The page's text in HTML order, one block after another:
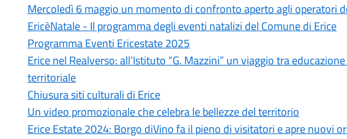
Mercoledì 6 maggio un momento di confronto aperto agli operatori
EricèNatale - Il programma degli eventi natalizi del Comune di Erice
Programma Eventi Ericestate 2025
Erice nel Realverso: all’Istituto “G. Mazzini” un viaggio tra
territoriale
Chiusura siti culturali di Erice
Un video promozionale che celebra le bellezze del territorio
Erice Estate 2024: Borgo diVino fa il pieno di visitatori e apre nuovi